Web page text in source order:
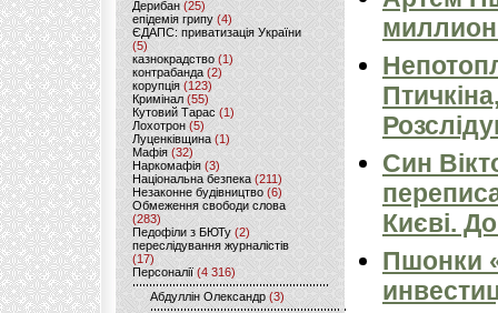
Дерибан (25)
епідемія грипу (4)
ЄДАПС: приватизація України
(5)
казнокрадство (1)
контрабанда (2)
корупція (123)
Кримінал (55)
Кутовий Тарас (1)
Лохотрон(5)
Луценківщина (1)
Мафія (32)
Наркомафія (3)
Національна безпека (211)
Незаконне будівництво(6)
Обмеження свободи слова
(283)
Педофіли з БЮТу (2)
переслідування журналістів
(17)
Персоналії (4 316)
Абдуллін Олександр (3)
Син
Києві.
Пшонки